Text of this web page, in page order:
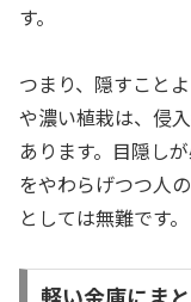
す。
つまり、隠すこと
や濃い植栽は、侵
あります。目隠し
をやわらげつつ人
としては無難です。